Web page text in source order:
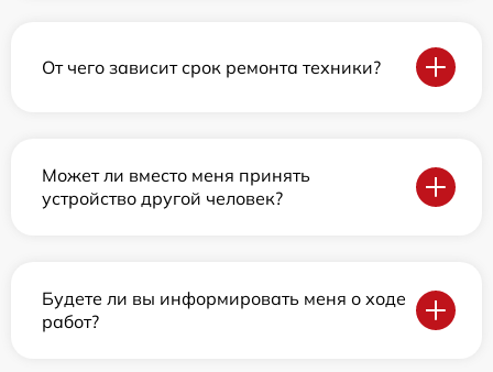
От чего зависит срок ремонта техники?
Может ли вместо меня принять
устройство другой человек?
Будете ли вы информировать меня о ходе
работ?